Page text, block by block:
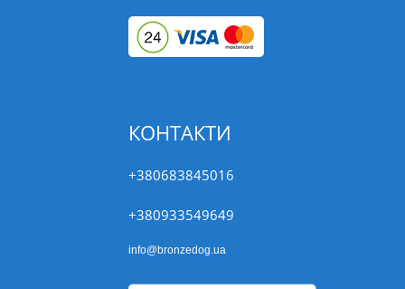
КОНТАКТИ
+380683845016
+380933549649
info@bronzedog.ua